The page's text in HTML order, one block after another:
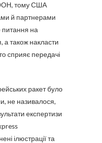
тому США
й партнерами
на
а також накласти
сприяє передачі
ракет було
не називалося,
експертизи
ілюстрації та